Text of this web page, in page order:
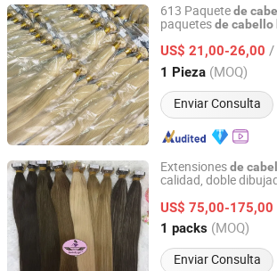
613 Paquetede
paquetesde cabello
US$ 21,00-26,00 /
1 Pieza (MOQ)
Enviar Consulta
Foshan Wendy Hair Products Co., Ltd.
Guangdong, China Desde
Extensionesde
calidad, doble
US$ 75,00-175,00
1 packs (MOQ)
Enviar Consulta
Guangzhou Golden Hair Co., Ltd
Guangdong, China Desde